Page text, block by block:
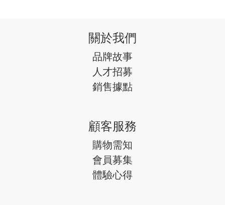
關於我們
品牌故事
人才招募
銷售據點
顧客服務
購物需知
會員募集
體驗心得